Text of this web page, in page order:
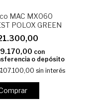
MAC MX060
POLOX GREEN
con
o depósito
sin interés